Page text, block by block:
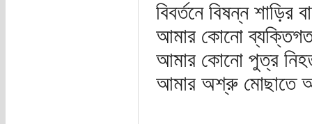
বিবর্তনে বিষন্ন শাড়ির
আমার কোনো
আমার কোনো পুত্র
আমার অশ্রু মোছাতে